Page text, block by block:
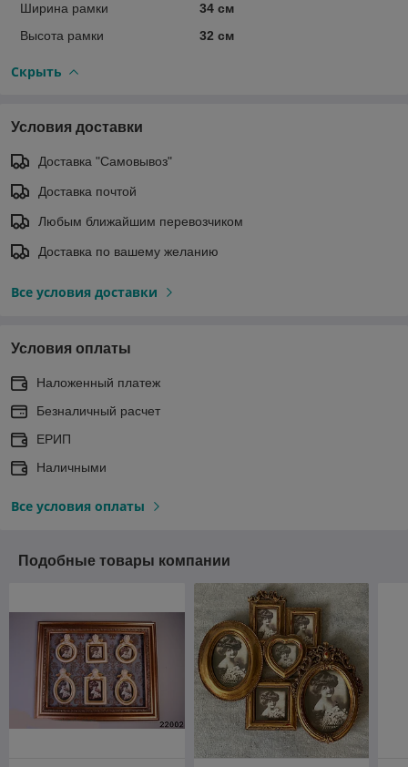
Ширина рамки
34 см
Высота рамки
32 см
Скрыть
Условия доставки
Доставка "Самовывоз"
Доставка почтой
Любым ближайшим перевозчиком
Доставка по вашему желанию
Все условия доставки
Условия оплаты
Наложенный платеж
Безналичный расчет
ЕРИП
Наличными
Все условия оплаты
Подобные товары компании